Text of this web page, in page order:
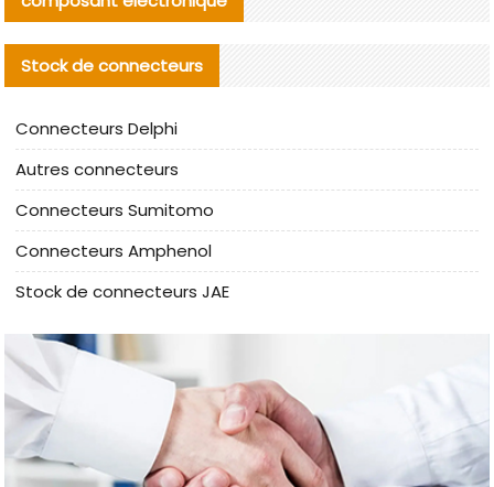
Stock de connecteurs
Connecteurs Delphi
Autres connecteurs
Connecteurs Sumitomo
Connecteurs Amphenol
Stock de connecteurs JAE